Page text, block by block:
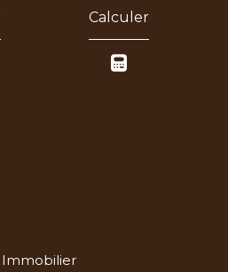
Calculer
Immobilier